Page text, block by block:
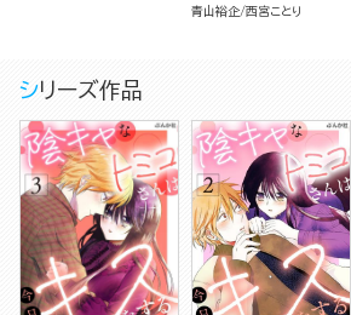
青山裕企 西宮ことり
シリーズ作品